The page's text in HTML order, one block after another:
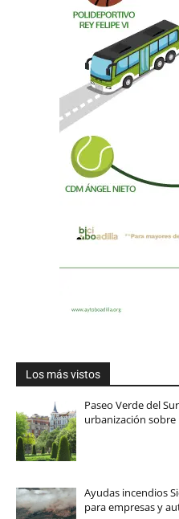
Los más vistos
Paseo Verde del
urbanización sobre
Ayudas incendios
para empresas y